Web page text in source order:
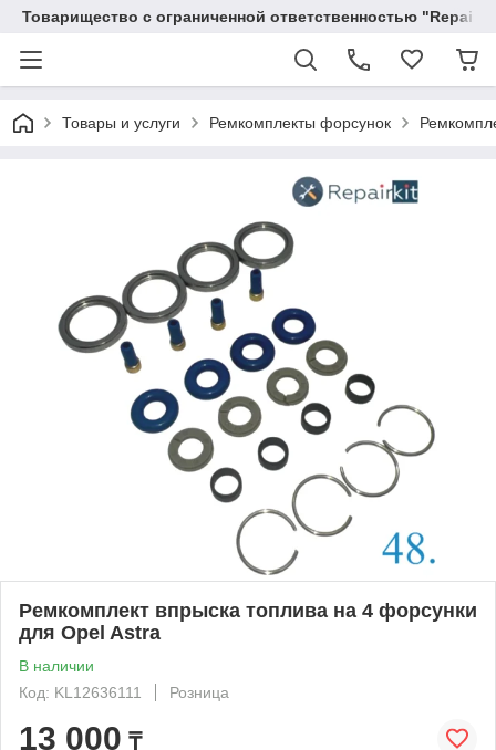
Товарищество с ограниченной ответственностью
Товары и услуги Ремкомплекты форсунок
Ремкомплект впрыска топлива на 4 форсунки
для Opel Astra
В наличии
Код: KL12636111
Розница
13 000 ₸